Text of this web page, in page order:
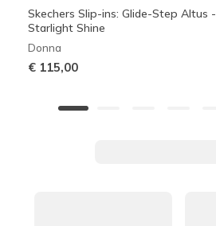
Skechers Slip-ins: Glide-Step Altus -
Starlight Shine
Donna
€ 115,00